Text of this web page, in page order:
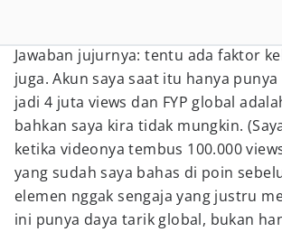
Jawaban jujurnya: tentu ada faktor
juga. Akun saya saat itu hanya
jadi 4 juta views dan FYP global
bahkan saya kira tidak mungkin.
ketika videonya tembus 100.000
yang sudah saya bahas di poin
elemen nggak sengaja yang justru
ini punya daya tarik global, bukan